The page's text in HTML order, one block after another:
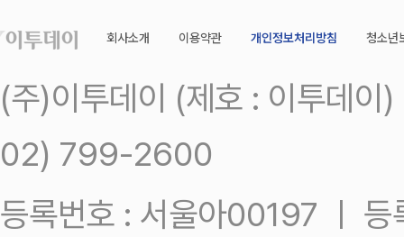
회사소개 이용약관 개인정보처리방침 청소년
(주)이투데이 (제호 : 이투데
02) 799-2600
등록번호 : 서울아00197 ㅣ